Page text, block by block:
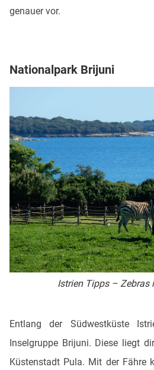
genauer vor.
Nationalpark Brijuni
Istrien Tipps – Zebras
Entlang der Südwestküste
Inselgruppe Brijuni. Diese liegt
Küstenstadt Pula. Mit der Fähre